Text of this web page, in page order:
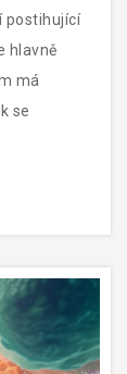
postihující
hlavně
má
se